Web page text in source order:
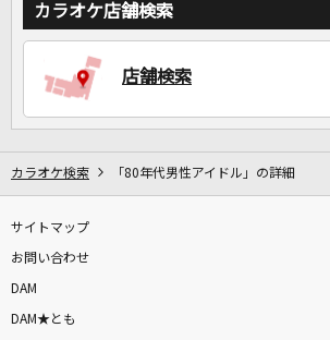
カラオケをもっと楽しもう！
カラオケ店舗検索
店舗検索
カラオケ検索 「80年代男性アイドル」の詳細
サイトマップ
お問い合わせ
DAM
DAM★とも